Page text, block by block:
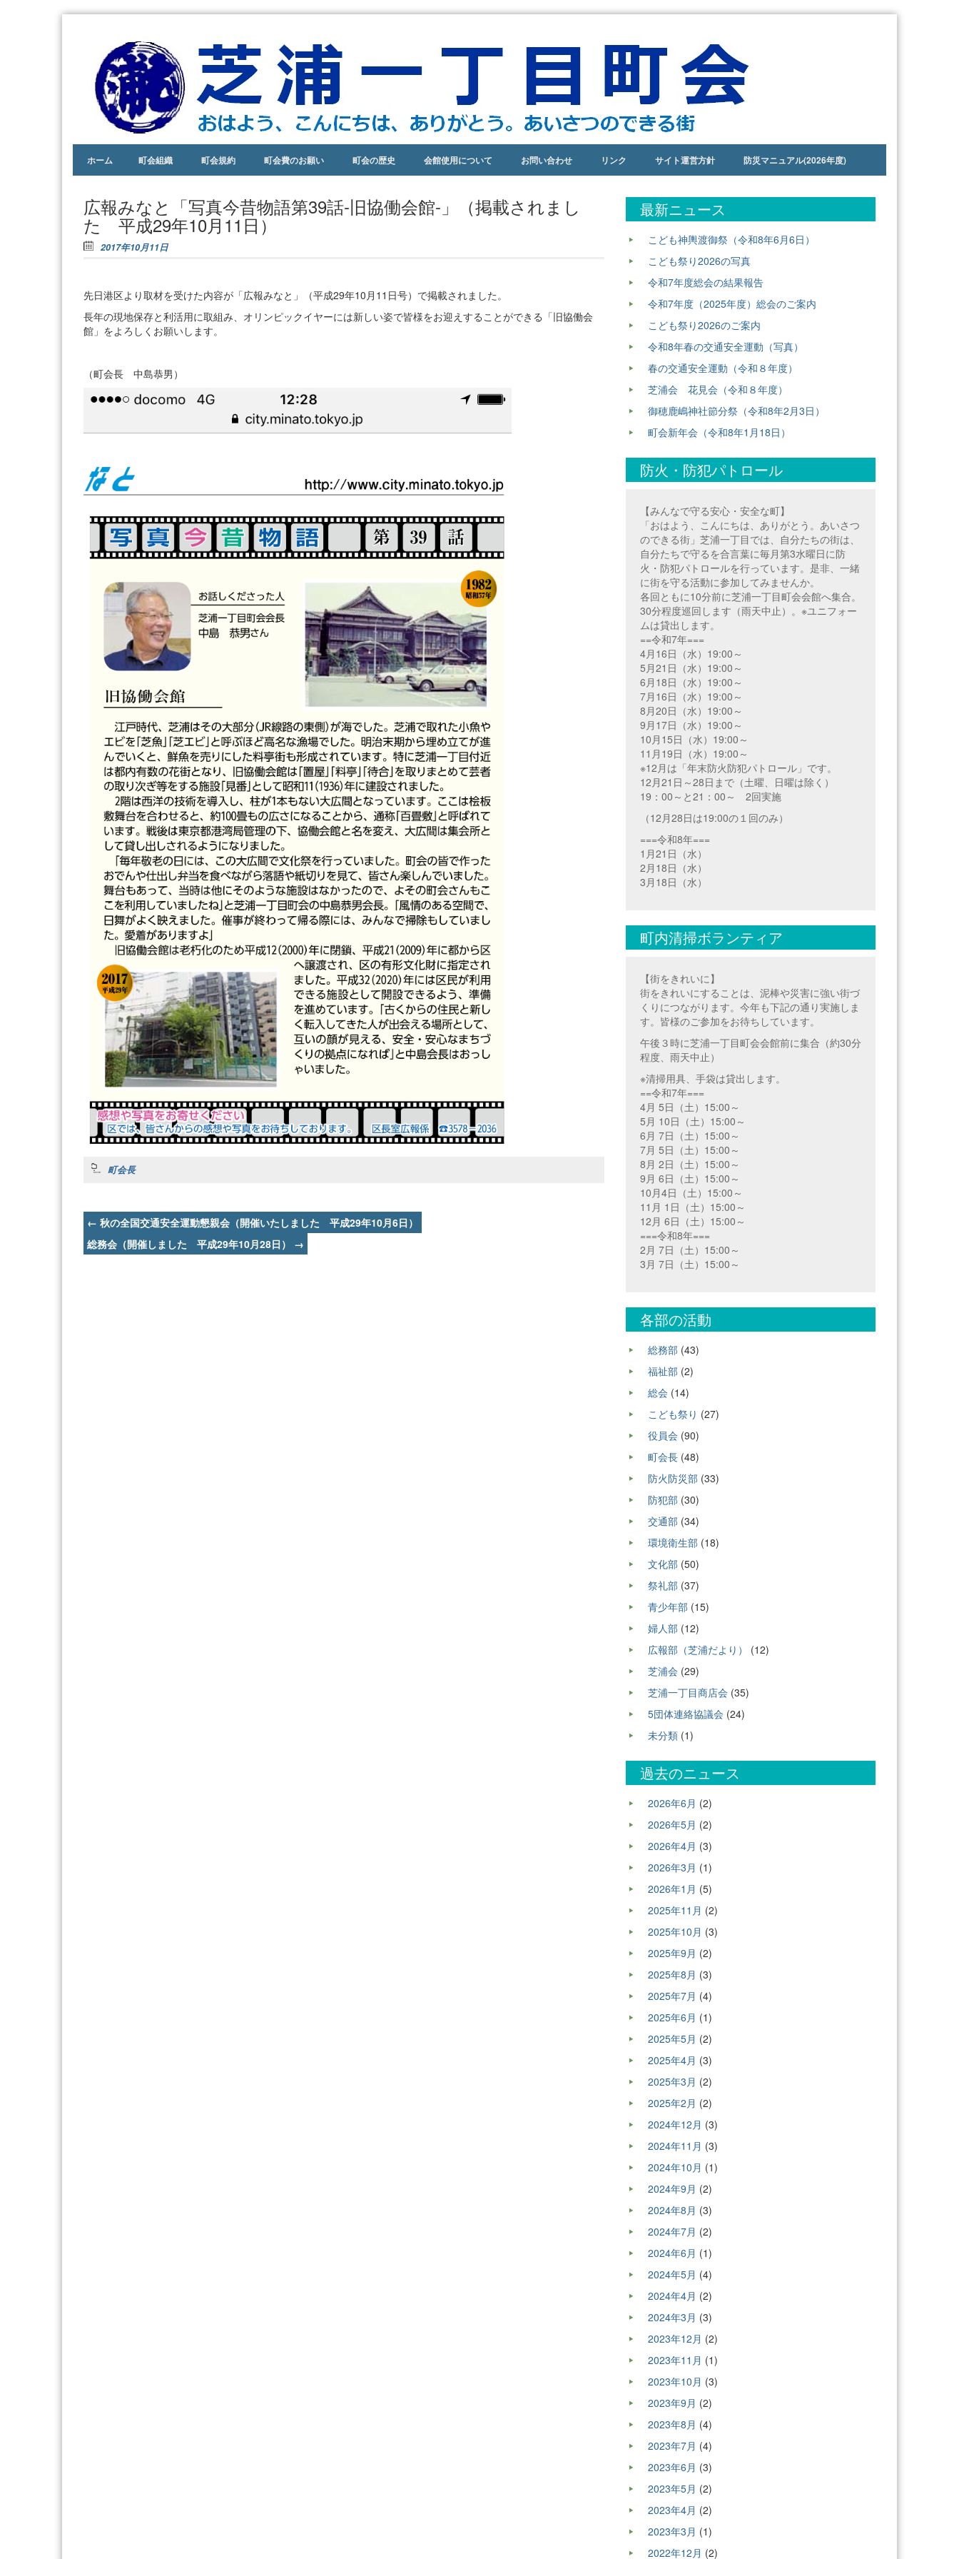
芝
浦
一
丁
目
町
会
おは
よ
う、
こん
にち
わ、
あり
がと
う。
あい
さつ
ので
きる
街。
ホーム 町会組織 町会規約 町会費のお願い 町会の歴史 会館使用について お問い合わせ リンク サイト運営方針 防災マニュアル(2026年度)
広報みなと「写真今昔物語第39話-旧協働会館-」（掲載されまし
た 平成29年10月11日）
2017年10月11日
先日港区より取材を受けた内容が「広報みなと」（平成29年10月11日号）で掲載されました。
長年の現地保存と利活用に取組み、オリンピックイヤーには新しい姿で皆様をお迎えすることができる「旧協働会
館」をよろしくお願いします。
（町会長 中島恭男）
町会長
Post
navigation
← 秋の全国交通安全運動懇親会（開催いたしました 平成29年10月6日）
総務会（開催しました 平成29年10月28日） →
最新ニュース
こども神輿渡御祭（令和8年6月6日）
こども祭り2026の写真
令和7年度総会の結果報告
令和7年度（2025年度）総会のご案内
こども祭り2026のご案内
令和8年春の交通安全運動（写真）
春の交通安全運動（令和８年度）
芝浦会 花見会（令和８年度）
御穂鹿嶋神社節分祭（令和8年2月3日）
町会新年会（令和8年1月18日）
防火・防犯パトロール
【みんなで守る安心・安全な町】
「おはよう、こんにちは、ありがとう。あいさつ
のできる街」芝浦一丁目では、自分たちの街は、
自分たちで守るを合言葉に毎月第3水曜日に防
火・防犯パトロールを行っています。是非、一緒
に街を守る活動に参加してみませんか。
各回ともに10分前に芝浦一丁目町会会館へ集合。
30分程度巡回します（雨天中止）。※ユニフォー
ムは貸出します。
==令和7年===
4月16日（水）19:00～
5月21日（水）19:00～
6月18日（水）19:00～
7月16日（水）19:00～
8月20日（水）19:00～
9月17日（水）19:00～
10月15日（水）19:00～
11月19日（水）19:00～
※12月は「年末防火防犯パトロール」です。
12月21日～28日まで（土曜、日曜は除く）
19：00～と21：00～ 2回実施
（12月28日は19:00の１回のみ）
===令和8年===
1月21日（水）
2月18日（水）
3月18日（水）
町内清掃ボランティア
【街をきれいに】
街をきれいにすることは、泥棒や災害に強い街づ
くりにつながります。今年も下記の通り実施しま
す。皆様のご参加をお待ちしています。
午後３時に芝浦一丁目町会会館前に集合（約30分
程度、雨天中止）
※清掃用具、手袋は貸出します。
==令和7年===
4月 5日（土）15:00～
5月 10日（土）15:00～
6月 7日（土）15:00～
7月 5日（土）15:00～
8月 2日（土）15:00～
9月 6日（土）15:00～
10月4日（土）15:00～
11月 1日（土）15:00～
12月 6日（土）15:00～
===令和8年===
2月 7日（土）15:00～
3月 7日（土）15:00～
各部の活動
総務部 (43)
福祉部 (2)
総会 (14)
こども祭り (27)
役員会 (90)
町会長 (48)
防火防災部 (33)
防犯部 (30)
交通部 (34)
環境衛生部 (18)
文化部 (50)
祭礼部 (37)
青少年部 (15)
婦人部 (12)
広報部（芝浦だより）
(12)
芝浦会 (29)
芝浦一丁目商店会 (35)
5団体連絡協議会 (24)
未分類 (1)
過去のニュース
2026年6月 (2)
2026年5月 (2)
2026年4月 (3)
2026年3月 (1)
2026年1月 (5)
2025年11月 (2)
2025年10月 (3)
2025年9月 (2)
2025年8月 (3)
2025年7月 (4)
2025年6月 (1)
2025年5月 (2)
2025年4月 (3)
2025年3月 (2)
2025年2月 (2)
2024年12月 (3)
2024年11月 (3)
2024年10月 (1)
2024年9月 (2)
2024年8月 (3)
2024年7月 (2)
2024年6月 (1)
2024年5月 (4)
2024年4月 (2)
2024年3月 (3)
2023年12月 (2)
2023年11月 (1)
2023年10月 (3)
2023年9月 (2)
2023年8月 (4)
2023年7月 (4)
2023年6月 (3)
2023年5月 (2)
2023年4月 (2)
2023年3月 (1)
2022年12月 (2)